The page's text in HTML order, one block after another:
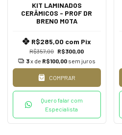
KIT LAMINADOS
CERÂMICOS - PROF DR
BRENO MOTA
R$357,00 R$300,00
R$285,00 com Pix
3x de R$100,00 sem juros
COMPRAR
Quero falar com
Especialista